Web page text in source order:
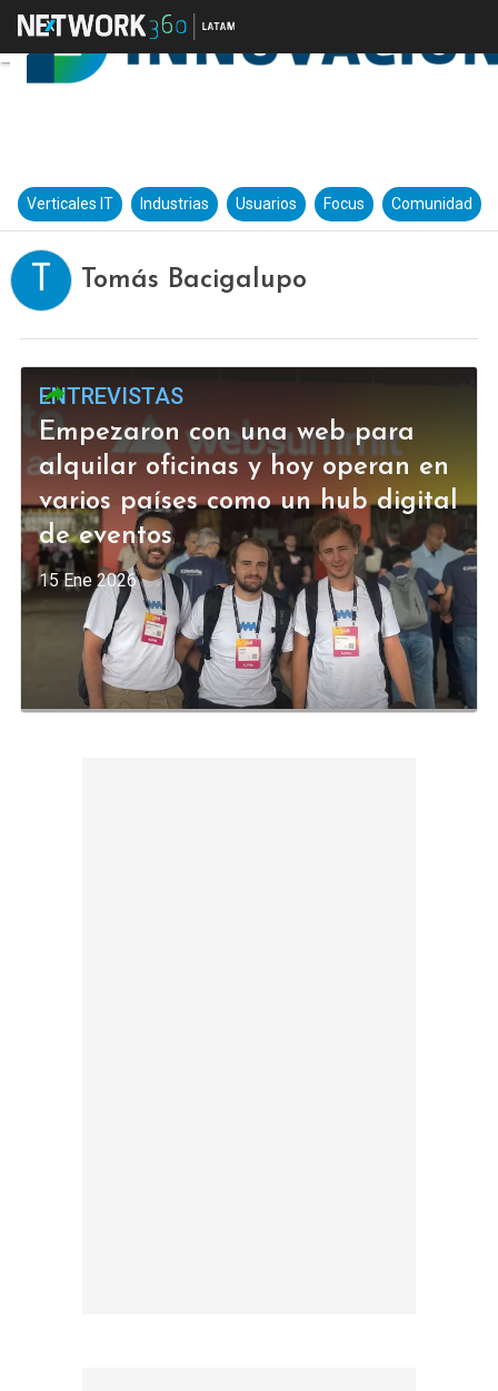
Verticales IT Industrias Usuarios Focus Comunidad
T Tomás Bacigalupo
ENTREVISTAS
Empezaron con una web para
alquilar oficinas y hoy operan en
varios países como un hub digital
de eventos
15 Ene 2026